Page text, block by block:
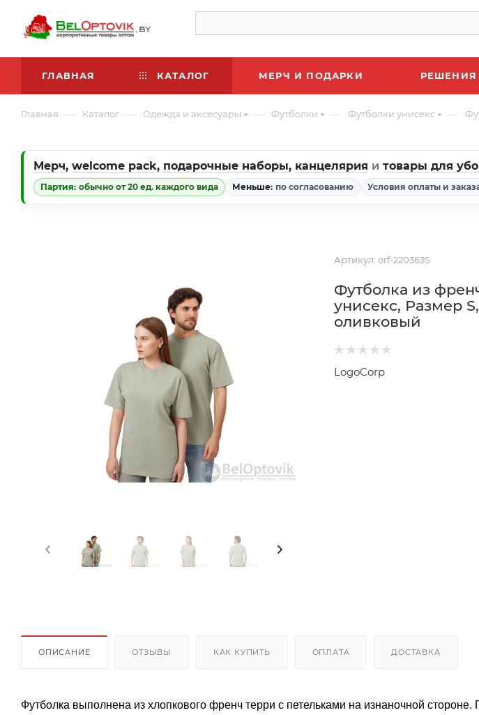
ГЛАВНАЯ КАТАЛОГ МЕРЧ И ПОДАРКИ РЕШЕНИЯ
Главная — Каталог — Одежда и аксесуары — Футболки — Футболки унисекс —
Мерч, welcome pack, подарочные наборы, канцелярия и товары для
Партия: обычно от 20 ед. каждого вида Меньше: по согласованию Условия оплаты и
Артикул: orf-220363S
Футболка из
унисекс, Размер
оливковый
LogoCorp
ОПИСАНИЕ ОТЗЫВЫ КАК КУПИТЬ ОПЛАТА ДОСТАВКА
Футболка выполнена из хлопкового френч терри с петельками на изнаночной